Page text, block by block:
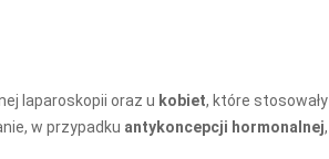
laparoskopii oraz u kobiet, które stosowały
w przypadku antykoncepcji hormonalnej,